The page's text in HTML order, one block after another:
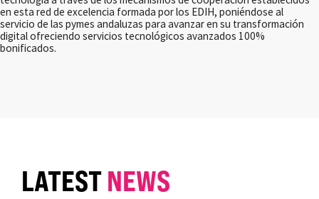
en esta red de excelencia formada por los EDIH, poniéndose al
servicio de las pymes andaluzas para avanzar en su transformación
digital ofreciendo servicios tecnológicos avanzados 100%
bonificados.
LATESTNEWS